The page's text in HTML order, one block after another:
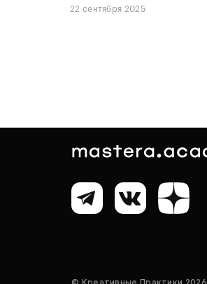
22 сентября 2025